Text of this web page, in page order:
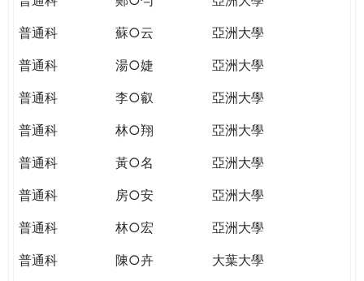
普通科
蘇○云
亞洲大學
普通科
湯○婕
亞洲大學
普通科
李○叡
亞洲大學
普通科
林○翔
亞洲大學
普通科
黃○名
亞洲大學
普通科
房○安
亞洲大學
普通科
林○宏
亞洲大學
普通科
陳○卉
大葉大學